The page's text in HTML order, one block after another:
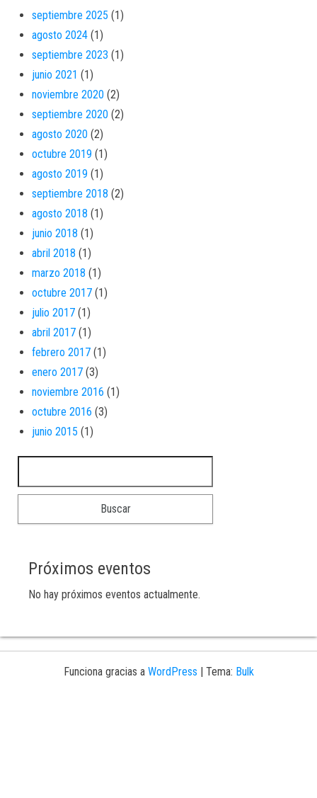
septiembre 2025 (1)
agosto 2024 (1)
septiembre 2023 (1)
junio 2021 (1)
noviembre 2020 (2)
septiembre 2020 (2)
agosto 2020 (2)
octubre 2019 (1)
agosto 2019 (1)
septiembre 2018 (2)
agosto 2018 (1)
junio 2018 (1)
abril 2018 (1)
marzo 2018 (1)
octubre 2017 (1)
julio 2017 (1)
abril 2017 (1)
febrero 2017 (1)
enero 2017 (3)
noviembre 2016 (1)
octubre 2016 (3)
junio 2015 (1)
Próximos eventos
No hay próximos eventos actualmente.
Funciona gracias a WordPress | Tema: Bulk